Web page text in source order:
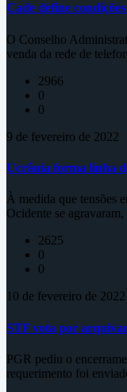
Cade define
O Conselho
venda da rede de
2966
0
0
9 de fevereiro de 2022
Ucrânia forma linha
À medida que tensões
Ocidente se
2625
0
0
10 de fevereiro de 2022
STF vota por
PGR pediu o
requerimento foi